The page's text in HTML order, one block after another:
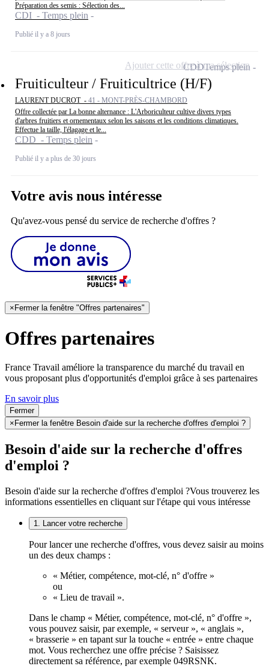
Préparation des semis : Sélection des...
CDI - Temps plein
Publié il y a 8 jours
Fruiticulteur / Fruiticultrice (H/F)
LAURENT DUCROT - 41 - MONT-PRÈS-CHAMBORD
Offre collectée par La bonne alternance : L'Arboriculteur cultive divers types
d'arbres fruitiers et ornementaux selon les saisons et les conditions climatiques.
Effectue la taille, l'élagage et le...
CDD - Temps plein
Publié il y a plus de 30 jours
CDDTemps plein
Ajouter cette offre à ma sélection
Votre avis nous intéresse
Qu'avez-vous pensé du service de recherche d'offres ?
× Fermer la fenêtre "Offres partenaires"
Offres partenaires
France Travail améliore la transparence du marché du travail en
vous proposant plus d'opportunités d'emploi grâce à ses partenaires
En savoir plus
Fermer
× Fermer la fenêtre Besoin d'aide sur la recherche d'offres d'emploi ?
Besoin d'aide sur la recherche d'offres
d'emploi ?
Besoin d'aide sur la recherche d'offres d'emploi ?Vous trouverez les
informations essentielles en cliquant sur l'étape qui vous intéresse
1. Lancer votre recherche
Pour lancer une recherche d'offres, vous devez saisir au moins
un des deux champs :
« Métier, compétence, mot-clé, n° d'offre »
ou
« Lieu de travail ».
Dans le champ « Métier, compétence, mot-clé, n° d'offre »,
vous pouvez saisir, par exemple, « serveur », « anglais »,
« brasserie » en tapant sur la touche « entrée » entre chaque
mot. Vous recherchez une offre précise ? Saisissez
directement sa référence, par exemple 049RSNK.